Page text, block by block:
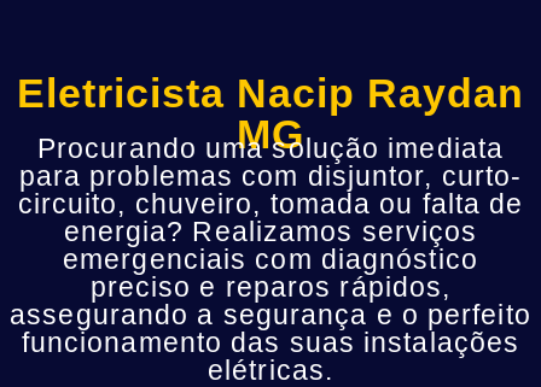
Eletricista Nacip Raydan
MG
Procurando uma solução imediata
para problemas com disjuntor, curto-
circuito, chuveiro, tomada ou falta de
energia? Realizamos serviços
emergenciais com diagnóstico
preciso e reparos rápidos,
assegurando a segurança e o perfeito
funcionamento das suas instalações
elétricas.